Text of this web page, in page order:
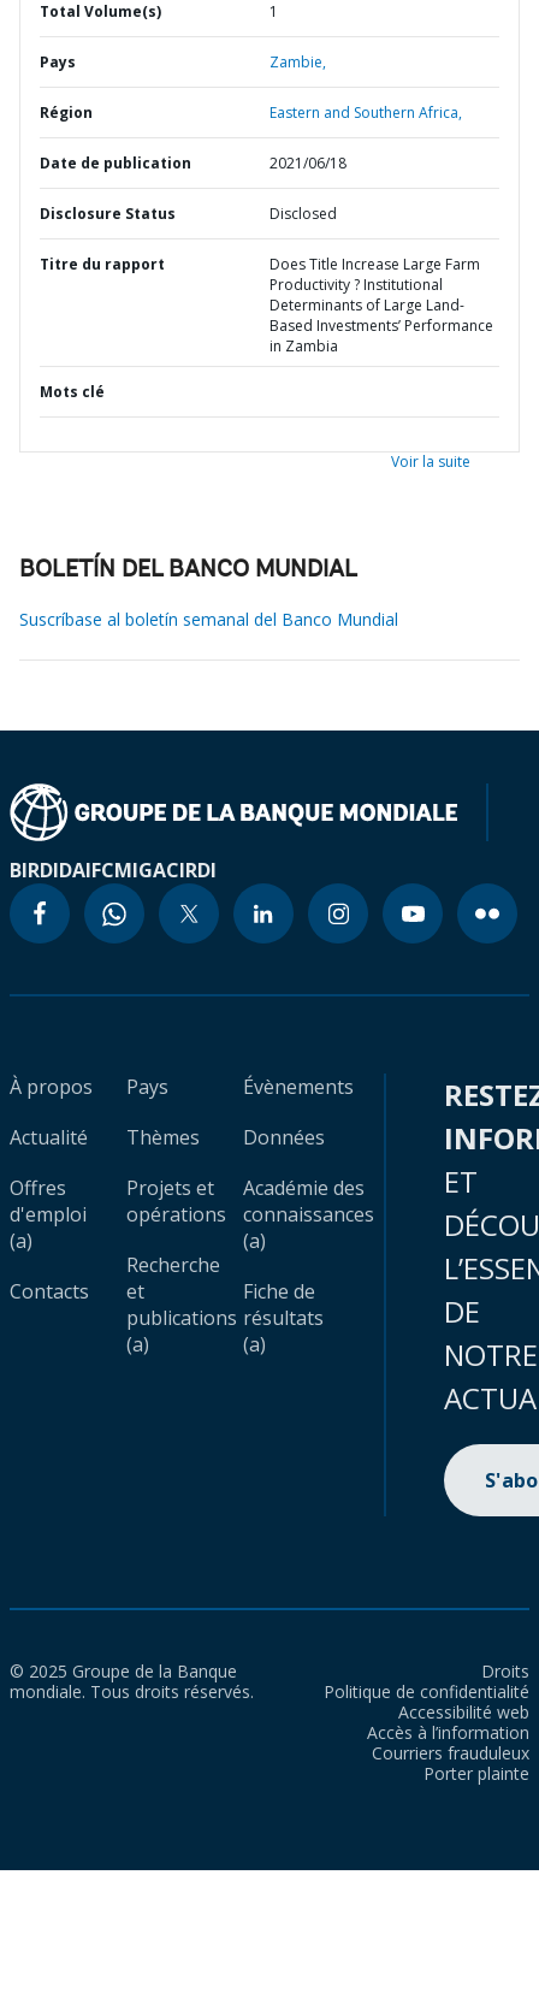
Total Volume(s) 1
Pays Zambie,
Région Eastern and Southern Africa,
Date de publication 2021/06/18
Disclosure Status Disclosed
Titre du rapport
Does Title Increase Large Farm
Productivity ? Institutional
Determinants of Large Land-
Based Investments’ Performance
in Zambia
Mots clé
Voir la suite
BOLETÍN DEL BANCO MUNDIAL
Suscríbase al boletín semanal del Banco Mundial
BIRDIDAIFCMIGACIRDI
À propos
Actualité
Offres
d'emploi
(a)
Contacts
Pays
Thèmes
Projets et
opérations
Recherche
et
publications
(a)
Évènements
Données
Académie des
connaissances
(a)
Fiche de
résultats
(a)
ET
DE
NOTRE
© 2025 Groupe de la Banque
mondiale. Tous droits réservés.
Droits
Politique de confidentialité
Accessibilité web
Accès à l’information
Courriers frauduleux
Porter plainte